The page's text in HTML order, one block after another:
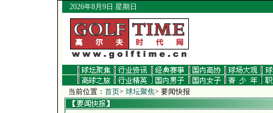
2026年8月9日 星期日
当前位置： 首页> 球坛聚焦> 要闻快报